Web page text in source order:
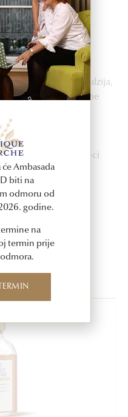
dekolte.
da se stvori emulzija,
blazinica od netkane
Ne koristiti na djeci
upotrebu.
će Ambasada
biti na
odmoru od
godine.
na
termin prije